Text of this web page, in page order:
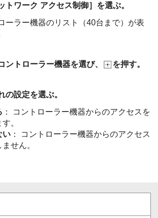
トワーク アクセス制御］を選ぶ。
ーラー機器のリスト（40台まで）が表
ントローラー機器を選び、 を押す。
の設定を選ぶ。
： コントローラー機器からのアクセスを
。
い ： コントローラー機器からのアクセス
せん。